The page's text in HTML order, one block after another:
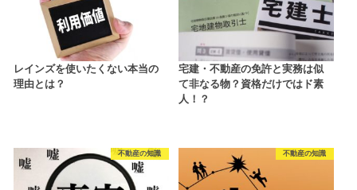
レインズを使いたくない本当の
理由とは？
宅建・不動産の免許と実務は似
て非なる物？資格だけではド素
人！？
不動産の知識 不動産の知識